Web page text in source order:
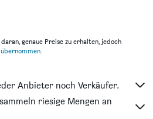
genaue Preise zu erhalten, jedoch
.
Anbieter noch Verkäufer.
riesige Mengen an